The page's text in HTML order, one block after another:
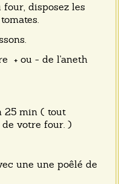
disposez les
+ ou - de l'aneth
25 min ( tout
votre four. )
une une poêlé de